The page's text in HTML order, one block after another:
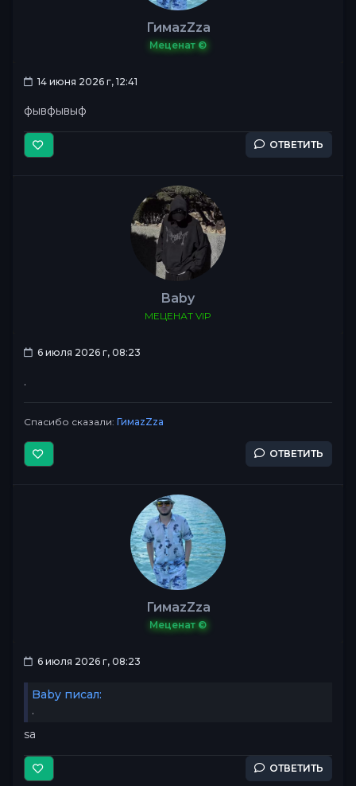
ГимаzZza
Меценат ©
14 июня 2026 г, 12:41
фывфывыф
ОТВЕТИТЬ
Baby
МЕЦЕНАТ VIP
6 июля 2026 г, 08:23
.
Спасибо сказали: ГимаzZza
ОТВЕТИТЬ
ГимаzZza
Меценат ©
6 июля 2026 г, 08:23
Baby писал:
.
sa
ОТВЕТИТЬ